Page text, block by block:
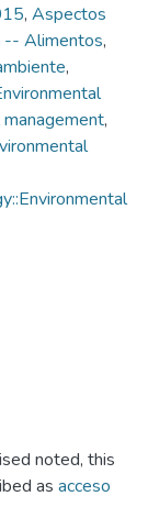
, Aspectos
-- Alimentos,
,
,
noted, this
as acceso